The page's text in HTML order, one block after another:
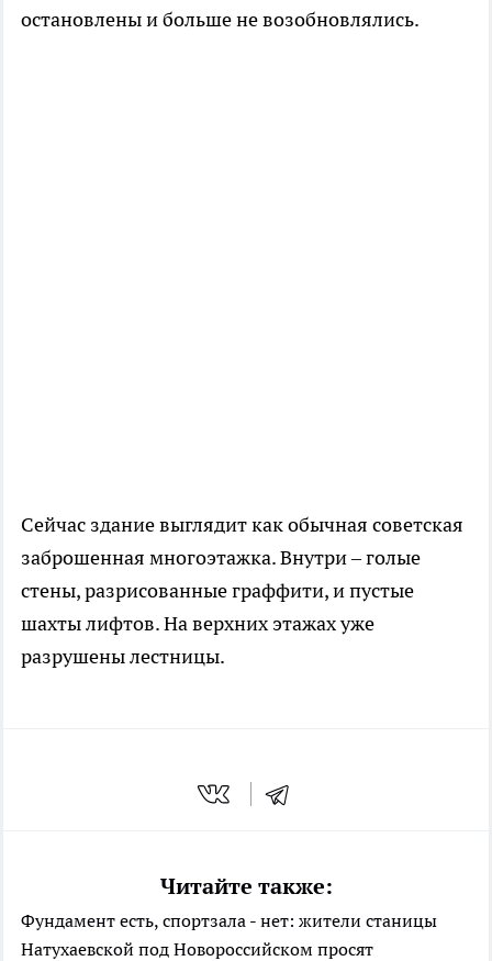
остановлены и больше не возобновлялись.
Сейчас здание выглядит как обычная советская
заброшенная многоэтажка. Внутри – голые
стены, разрисованные граффити, и пустые
шахты лифтов. На верхних этажах уже
разрушены лестницы.
Читайте также:
Фундамент есть, спортзала - нет: жители станицы
Натухаевской под Новороссийском просят